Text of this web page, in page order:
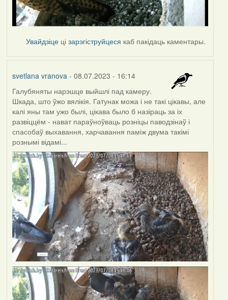
Увайдзіце цізарэгіструйцеся каб пакідаць каментары.
svetlana vranova - 08.07.2023 - 16:14
Галубяняты нарэшце выйшлі пад камеру.
Шкада, што ўжо вялікія. Гатунак можа і не такі цікавы, але
калі яны там ужо былі, цікава было б назіраць за іх
развіццём - нават параўноўваць розніцы паводзінаў і
спасобаў выхавання, харчавання паміж двума такімі
рознымі відамі...